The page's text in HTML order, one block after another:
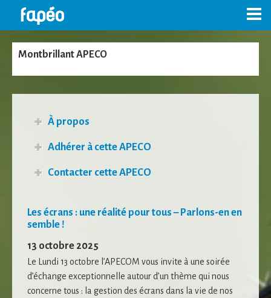
Montbrillant APECO
À propos
Adhérer à cetteAPECO
Contacter cetteAPECO
Les écrans : une réalité pour tous – Parlons-en en
semble !
13 octobre 2025
Le Lundi 13 octobre l’APECOM vous invite à une soirée
d’échange exceptionnelle autour d’un thème qui nous
concerne tous : la gestion des écrans dans la vie de nos